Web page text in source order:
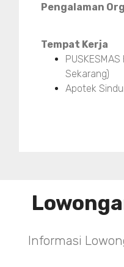
Pengalaman
Tempat Kerja
Sekarang)
Apotek
Informasi